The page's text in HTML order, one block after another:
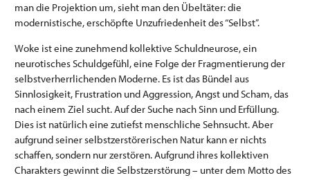
man die Projektion um, sieht man den Übeltäter: die
modernistische, erschöpfte Unzufriedenheit des “Selbst”.
Woke ist eine zunehmend kollektive Schuldneurose, ein
neurotisches Schuldgefühl, eine Folge der Fragmentierung der
selbstverherrlichenden Moderne. Es ist das Bündel aus
Sinnlosigkeit, Frustration und Aggression, Angst und Scham, das
nach einem Ziel sucht. Auf der Suche nach Sinn und Erfüllung.
Dies ist natürlich eine zutiefst menschliche Sehnsucht. Aber
aufgrund seiner selbstzerstörerischen Natur kann er nichts
schaffen, sondern nur zerstören. Aufgrund ihres kollektiven
Charakters gewinnt die Selbstzerstörung – unter dem Motto des